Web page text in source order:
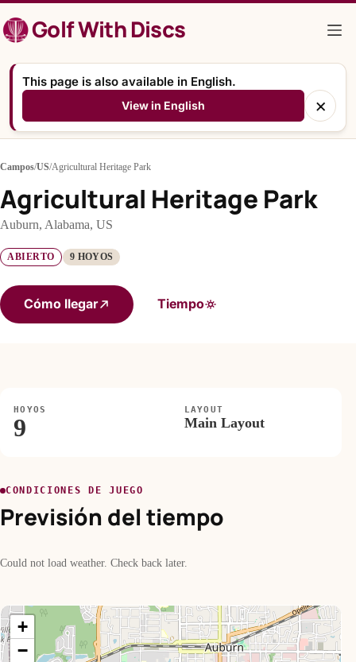
al
contenidoGolf With Discs
This page is also available in English.
View in English ×
Campos/US/Agricultural Heritage Park
Agricultural Heritage Park
Auburn, Alabama, US
ABIERTO 9 HOYOS
Cómo llegar Tiempo
HOYOS
9
LAYOUT
Main Layout
CONDICIONES DE JUEGO
Previsión del tiempo
Could not load weather. Check back later.
+
−